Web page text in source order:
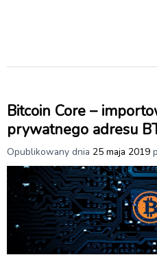
Bitcoin Core –
prywatnego adresu
Opublikowany dnia 25 maja 2019